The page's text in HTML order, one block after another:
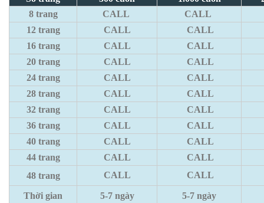
8 trang
CALL
CALL
12 trang
CALL
CALL
16 trang
CALL
CALL
20 trang
CALL
CALL
24 trang
CALL
CALL
28 trang
CALL
CALL
32 trang
CALL
CALL
36 trang
CALL
CALL
40 trang
CALL
CALL
44 trang
CALL
CALL
48 trang
CALL CALL
Thời gian 5-7 ngày 5-7 ngày